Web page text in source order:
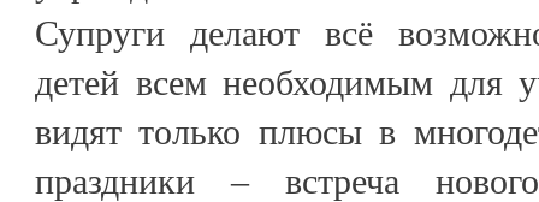
Супруги делают всё
детей всем необходимым для
видят только плюсы в
праздники – встреча